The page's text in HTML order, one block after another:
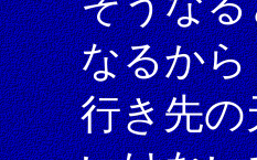
なるから
行き先